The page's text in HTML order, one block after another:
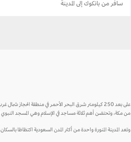
سافر من بانكوك إلى المدينة
على بعد 250 كيلومتر شرق البحر الأحمر في منطقة
من مكة، وتحتضن أهم ثلاثة مساجد في الإسلام وهي المسجد
وتعد المدينة المنورة واحدة من أكثر المدن السعودية اكتظاظا